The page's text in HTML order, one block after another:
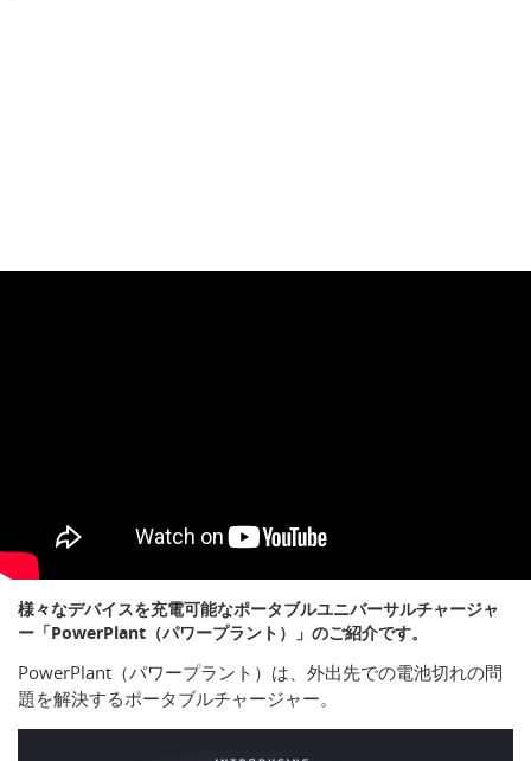
様々なデバイスを充電可能なポータブルユニバーサルチャージャ
ー「PowerPlant（パワープラント）」のご紹介です。
PowerPlant（パワープラント）は、外出先での電池切れの問
題を解決するポータブルチャージャー。